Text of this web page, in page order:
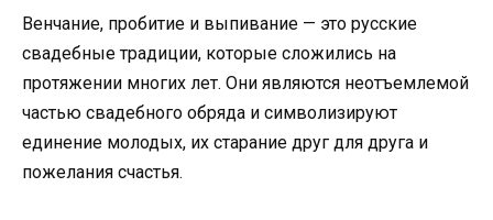
Венчание, пробитие и выпивание — это русские
свадебные традиции, которые сложились на
протяжении многих лет. Они являются неотъемлемой
частью свадебного обряда и символизируют
единение молодых, их старание друг для друга и
пожелания счастья.